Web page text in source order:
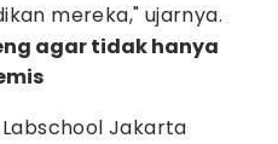
mereka," ujarnya.
agar tidak hanya
Jakarta